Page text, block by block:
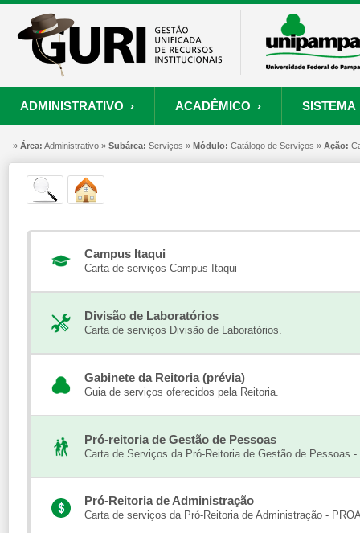
ADMINISTRATIVO ›
ORÇAMENTO E FINANÇAS RECURSOS HUMANOS PROCESSOS
Convênios
ACADÊMICO ›
PROCESSO SELETIVO PROJETOS
Processo Seletivo
Autenticar Documento
SISTEMA
SISTEMA
Painel de Suporte
» Área: Administrativo » Subárea: Serviços » Módulo: Catálogo de Serviços » Ação:
Campus Itaqui
Carta de serviços Campus Itaqui
Divisão de Laboratórios
Carta de serviços Divisão de Laboratórios.
Gabinete da Reitoria (prévia)
Guia de serviços oferecidos pela Reitoria.
Pró-reitoria de Gestão de Pessoas
Carta de Serviços da Pró-Reitoria de Gestão de Pessoas
Pró-Reitoria de Administração
Carta de serviços da Pró-Reitoria de Administração -